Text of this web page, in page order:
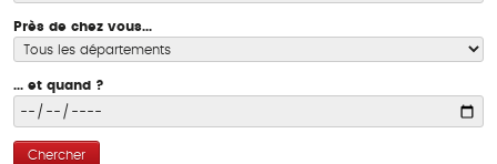
Près de chez vous...
... et quand ?
Chercher